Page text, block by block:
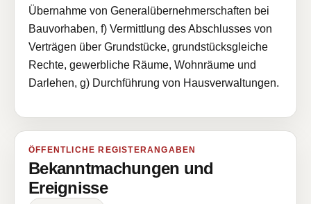
Übernahme von Generalübernehmerschaften bei
Bauvorhaben, f) Vermittlung des Abschlusses von
Verträgen über Grundstücke, grundstücksgleiche
Rechte, gewerbliche Räume, Wohnräume und
Darlehen, g) Durchführung von Hausverwaltungen.
ÖFFENTLICHE REGISTERANGABEN
Bekanntmachungen und
Ereignisse